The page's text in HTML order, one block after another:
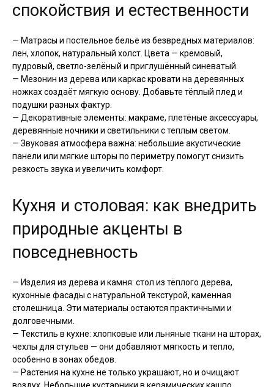
спокойствия и естественности
— Матрасы и постельное бельё из безвредных материалов:
лен, хлопок, натуральный холст. Цвета — кремовый,
пудровый, светло-зелёный и приглушённый синеватый.
— Мезонин из дерева или каркас кровати на деревянных
ножках создаёт мягкую основу. Добавьте тёплый плед и
подушки разных фактур.
— Декоративные элементы: макраме, плетёные аксессуары,
деревянные ночники и светильники с теплым светом.
— Звуковая атмосфера важна: небольшие акустические
панели или мягкие шторы по периметру помогут снизить
резкость звука и увеличить комфорт.
Кухня и столовая: как внедрить
природные акценты в
повседневность
— Изделия из дерева и камня: стол из тёплого дерева,
кухонные фасады с натуральной текстурой, каменная
столешница. Эти материалы остаются практичными и
долговечными.
— Текстиль в кухне: хлопковые или льняные ткани на шторах,
чехлы для стульев — они добавляют мягкость и тепло,
особенно в зонах обедов.
— Растения на кухне не только украшают, но и очищают